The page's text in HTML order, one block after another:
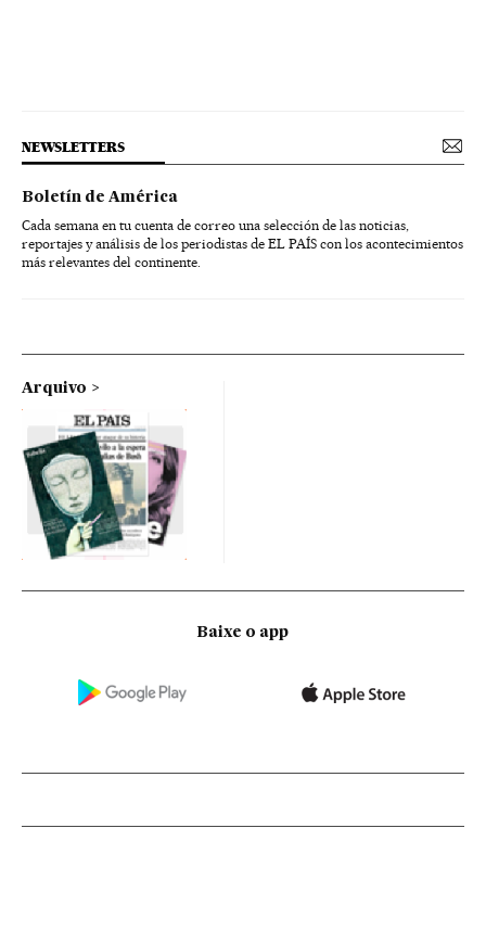
NEWSLETTERS
Boletín de América
Cada semana en tu cuenta de correo una selección de las noticias,
reportajes y análisis de los periodistas de EL PAÍS con los acontecimientos
más relevantes del continente.
Arquivo
Baixe o app